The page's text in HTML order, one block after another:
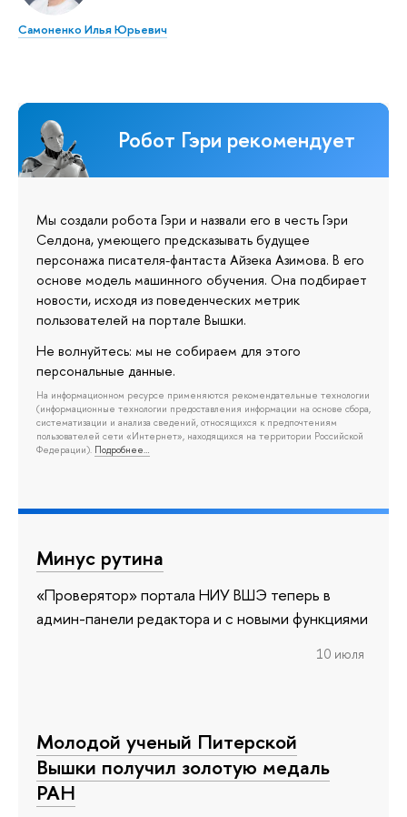
Самоненко Илья Юрьевич
Робот Гэри рекомендует
Мы создали робота Гэри и назвали его в честь Гэри
Селдона, умеющего предсказывать будущее
персонажа писателя-фантаста Айзека Азимова. В его
основе модель машинного обучения. Она подбирает
новости, исходя из поведенческих метрик
пользователей на портале Вышки.
Не волнуйтесь: мы не собираем для этого
персональные данные.
На информационном ресурсе применяются рекомендательные технологии
(информационные технологии предоставления информации на основе сбора,
систематизации и анализа сведений, относящихся к предпочтениям
пользователей сети «Интернет», находящихся на территории Российской
Федерации). Подробнее…
Минус рутина
«Проверятор» портала НИУ ВШЭ теперь в
админ-панели редактора и с новыми функциями
10 июля
Молодой ученый Питерской
Вышки получил золотую медаль
РАН